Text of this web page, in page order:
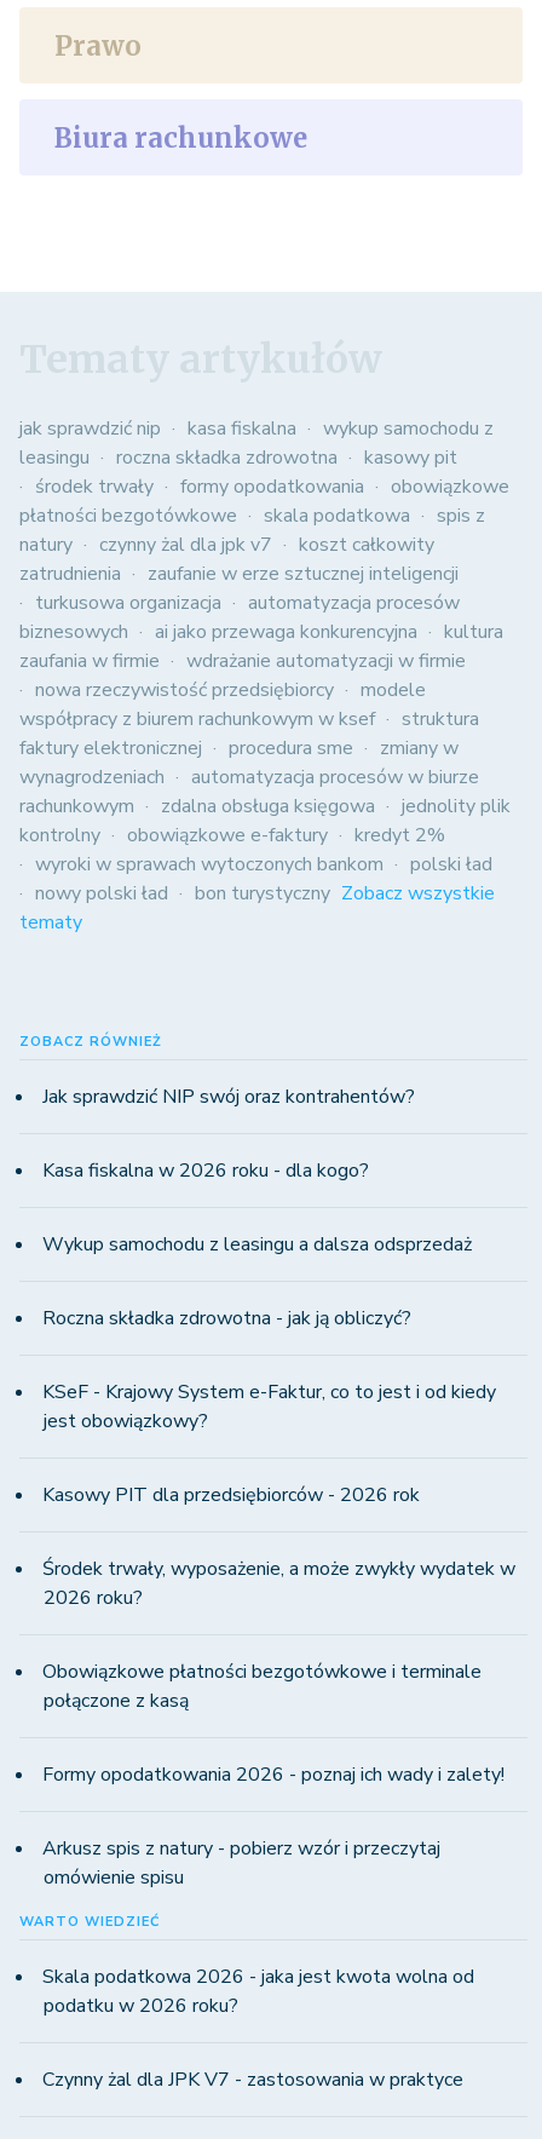
Prawo
Biura rachunkowe
jak sprawdzić nip kasa fiskalna
wykup samochodu z
leasingu
roczna składka zdrowotna
kasowy pit
środek trwały
formy opodatkowania
obowiązkowe
płatności bezgotówkowe
skala podatkowa
spis z
natury
czynny żal dla jpk v7
koszt całkowity
zatrudnienia
zaufanie w erze sztucznej inteligencji
turkusowa organizacja
automatyzacja procesów
biznesowych
ai jako przewaga konkurencyjna
kultura
zaufania w firmie
wdrażanie automatyzacji w firmie
nowa rzeczywistość przedsiębiorcy
modele
współpracy z biurem rachunkowym w ksef
struktura
faktury elektronicznej
procedura sme
zmiany w
wynagrodzeniach
automatyzacja procesów w biurze
rachunkowym
zdalna obsługa księgowa
jednolity plik
kontrolny
obowiązkowe e-faktury
kredyt 2%
wyroki w sprawach wytoczonych bankom
polski ład
nowy polski ład
bon turystyczny Zobacz wszystkie
tematy
ZOBACZ RÓWNIEŻ
Jak sprawdzić NIP swój oraz kontrahentów?
Kasa fiskalna w 2026 roku - dla kogo?
Wykup samochodu z leasingu a dalsza odsprzedaż
Roczna składka zdrowotna - jak ją obliczyć?
KSeF - Krajowy System e-Faktur, co to jest i od kiedy
jest obowiązkowy?
Kasowy PIT dla przedsiębiorców - 2026 rok
Środek trwały, wyposażenie, a może zwykły wydatek w
2026 roku?
Obowiązkowe płatności bezgotówkowe i terminale
połączone z kasą
Formy opodatkowania 2026 - poznaj ich wady i zalety!
Arkusz spis z natury - pobierz wzór i przeczytaj
omówienie spisu
WARTO WIEDZIEĆ
Skala podatkowa 2026 - jaka jest kwota wolna od
podatku w 2026 roku?
Czynny żal dla JPK V7 - zastosowania w praktyce